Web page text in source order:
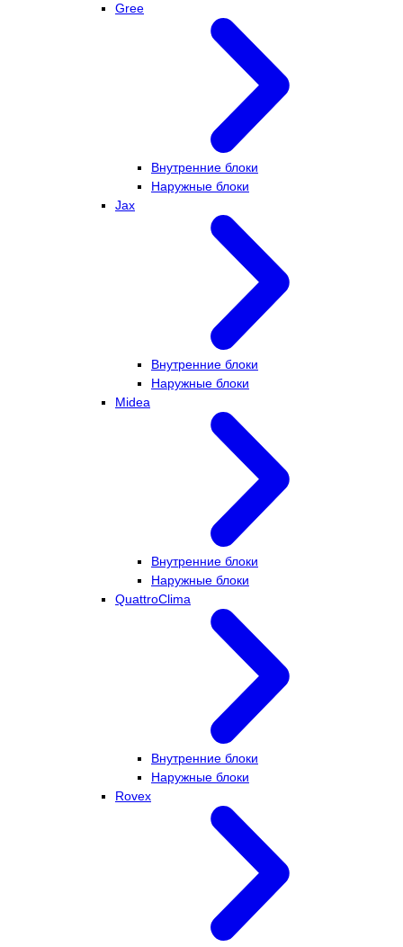
Gree
Внутренние блоки
Наружные блоки
Jax
Внутренние блоки
Наружные блоки
Midea
Внутренние блоки
Наружные блоки
QuattroClima
Внутренние блоки
Наружные блоки
Rovex